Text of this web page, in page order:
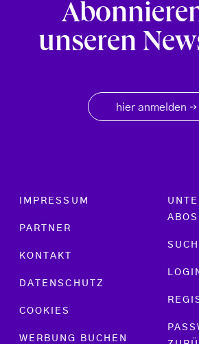
unseren
hier anmelden →
Footer menu
IMPRESSUM
PARTNER
KONTAKT
DATENSCHUTZ
COOKIES
WERBUNG BUCHEN
ABOS